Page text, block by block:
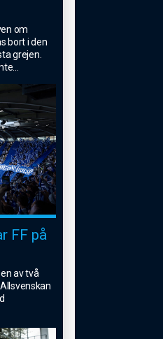
om
bort i den
grejen.
FF på
en av två